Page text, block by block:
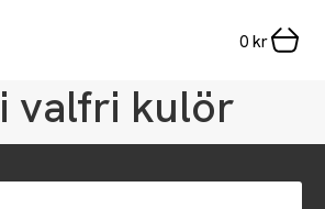
0 kr
valfri kulör